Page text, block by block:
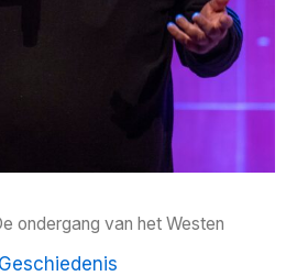
ondergang van het Westen
Geschiedenis